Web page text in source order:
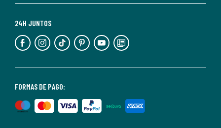
Para
información,
puedes
nuestra
de
privacidad</2>.
FORMAS DE PAGO:
24H JUNTOS